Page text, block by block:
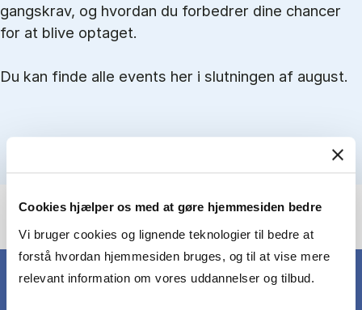
Cookies hjælper os med at gøre hjemmesiden bedre
Vi bruger cookies og lignende teknologier til bedre at
forstå hvordan hjemmesiden bruges, og til at vise mere
relevant information om vores uddannelser og tilbud.
gangs­krav, og hvordan du forbedrer dine chancer
for at blive optaget.
Du kan finde alle events her i slutningen af august.